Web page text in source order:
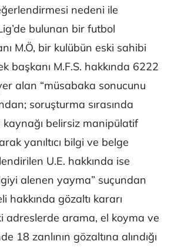
nedeni ile
bulunan bir futbol
M.Ö, bir kulübün eski sahibi
başkanı M.F.S. hakkında 6222
alan “müsabaka sonucunu
soruşturma sırasında
belirsiz manipülatif
yanıltıcı bilgi ve belge
U.E. hakkında ise
alenen yayma” suçundan
hakkında gözaltı kararı
adreslerde arama, el koyma ve
18 zanlının gözaltına alındığı